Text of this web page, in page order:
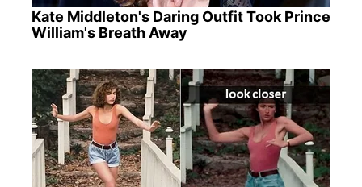
Kate Middleton's Daring Outfit Took Prince
William's Breath Away